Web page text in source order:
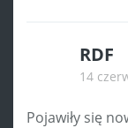
RDF
14
Pojawiły się